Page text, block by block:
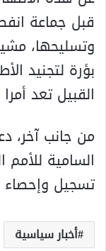
قبل جماعة
وتسليحها،
بؤرة لتجنيد
القبيل تعد
من جانب آخر،
السامية
تسجيل
أخبار سياسية